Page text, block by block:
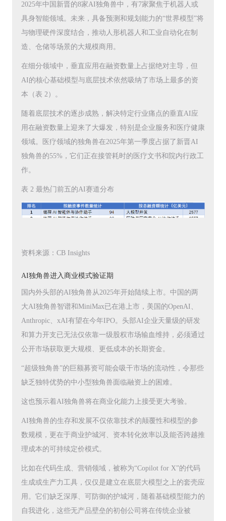
2025年中国新晋的8家AI独角兽中，有7家聚焦于机器人或
具身智能领域。未来，具备预测和规划能力的“世界模型”将
与物理硬件深度结合，推动人形机器人和工业自动化在制
造、仓储等场景的大规模商用。
在细分领域中，垂直应用在融资数量上占据绝对主导，但
AI的核心基础模型与底层技术依然吸纳了市场上最多的资
本（表 2）。
随着底层技术的逐步成熟，解决特定行业痛点的垂直AI应
用在融资数量上迎来了大爆发，特别是企业服务和医疗健康
领域。医疗领域的独角兽在2025年第一季度占据了新晋AI
独角兽的55%，它们正在接管耗时的医疗文书和院内行政工
作。
表 2 最热门前五的AI赛道分布
资料来源：CB Insights
AI独角兽进入商业模式验证期
国内外头部的AI独角兽从2025年开始陆续上市。中国的两
大AI独角兽智谱和MiniMax已在港上市，美国的OpenAI、
Anthropic、xAI有望在今年IPO。头部AI企业天量级的研发
和算力开支已无法仅依靠一级股权市场输血维持，必须通过
公开市场获取更大规模、更低成本的长期资金。
“超级独角兽”的巨额募资可能会吸干市场的流动性，令那些
缺乏独特优势的中小型独角兽面临融资上的困难。
这也预示着AI独角兽将在商业化能力上接受更大考验。
AI独角兽的生存和发展不仅依靠技术的颠覆性和模型的参
数规模，更在于商业护城河、资本转化效率以及能否跨越推
理成本的可持续定价模式。
比如在代码生成、营销领域，被称为“Copilot for X”的代码
生成或生产力工具，仅仅是建立在底层大模型之上的套壳应
用。它们缺乏深厚、可防御的护城河，随着基础模型能力的
自我进化，这些无产品壁垒的初创公司将在传统企业被